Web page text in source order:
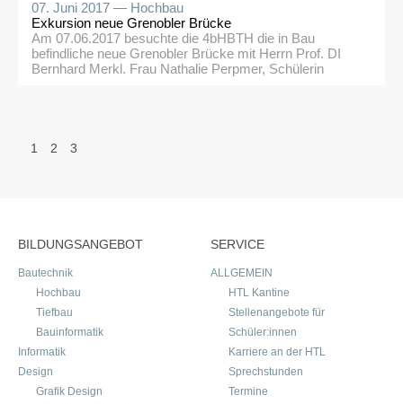
07. Juni 2017 — Hochbau
Exkursion neue Grenobler Brücke
Am 07.06.2017 besuchte die 4bHBTH die in Bau
befindliche neue Grenobler Brücke mit Herrn Prof. DI
Bernhard Merkl. Frau Nathalie Perpmer, Schülerin
zwischen der Rossau und dem O-Dorf. […]
SEITENNUMMERIERUNG
1 2 3
BILDUNGSANGEBOT
Bautechnik
Hochbau
Tiefbau
Bauinformatik
Informatik
Design
Grafik Design
SERVICE
ALLGEMEIN
HTL Kantine
Stellenangebote für
Schüler:innen
Karriere an der HTL
Sprechstunden
Termine